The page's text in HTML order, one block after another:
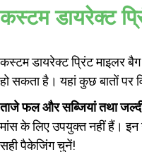
कस्टम डायरेक्ट
कस्टम डायरेक्ट प्रिंट माइलर
हो सकता है। यहां कुछ बातों पर
ताजे फल और सब्जियां तथा जल्दी
मांस के लिए उपयुक्त नहीं हैं। इन
सही पैकेजिंग चुनें!